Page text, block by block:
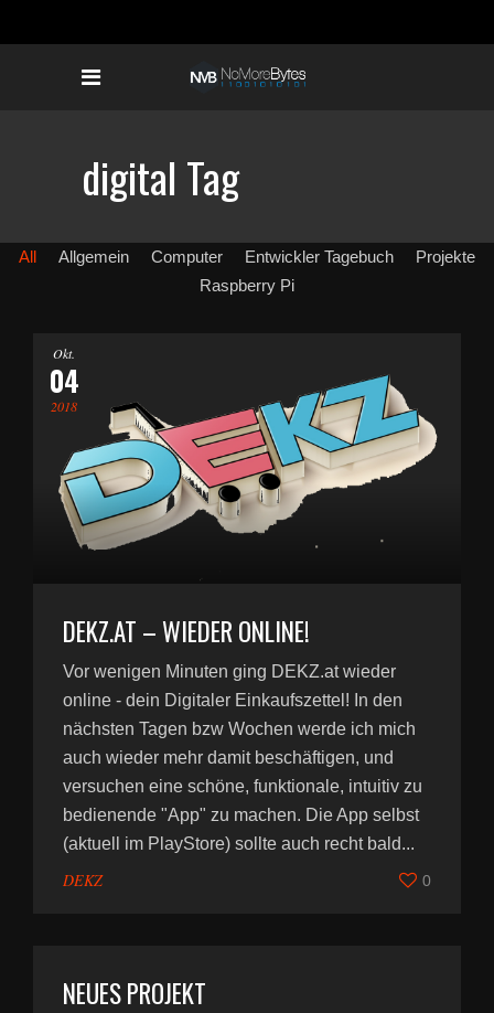
digital Tag
All Allgemein Computer Entwickler Tagebuch
Projekte
Raspberry Pi
Okt.
04
2018
DEKZ.AT – WIEDER ONLINE!
Vor wenigen Minuten ging DEKZ.at wieder
online - dein Digitaler Einkaufszettel! In den
nächsten Tagen bzw Wochen werde ich mich
auch wieder mehr damit beschäftigen, und
versuchen eine schöne, funktionale, intuitiv zu
bedienende "App" zu machen. Die App selbst
(aktuell im PlayStore) sollte auch recht bald...
DEKZ 0
NEUES PROJEKT